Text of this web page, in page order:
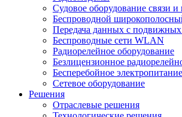
Судовое оборудование связи и
Беспроводной
Передача данных с подвижных
Беспроводные сети WLAN
Радиорелейное оборудование
Безлицензионное
Бесперебойное электропитание
Сетевое оборудование
Решения
Отраслевые решения